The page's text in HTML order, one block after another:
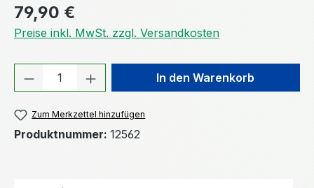
Regulärer Preis:
79,90 €
Preise inkl. MwSt. zzgl. Versandkosten
Produkt Anzahl: Gib denIn den Warenkorb
Zum Merkzettel hinzufügen
Produktnummer: 12562